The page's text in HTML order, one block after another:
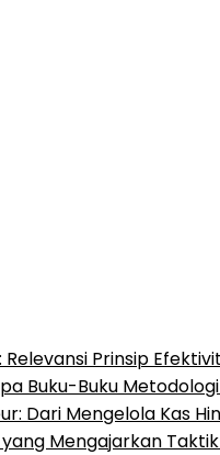
Prinsip
Buku-Buku
Dari Mengelola Kas
Mengajarkan